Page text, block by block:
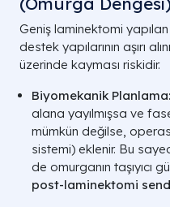
Teknik Özellik
Görüntüleme
Sistemi
Geniş laminektomi
destek yapılarının aşırı
üzerinde kayması riskidir.
Biyomekanik Planlama:
alana yayılmışsa ve
mümkün değilse,
sistemi) eklenir. Bu
de omurganın taşıyıcı
post-laminektomi